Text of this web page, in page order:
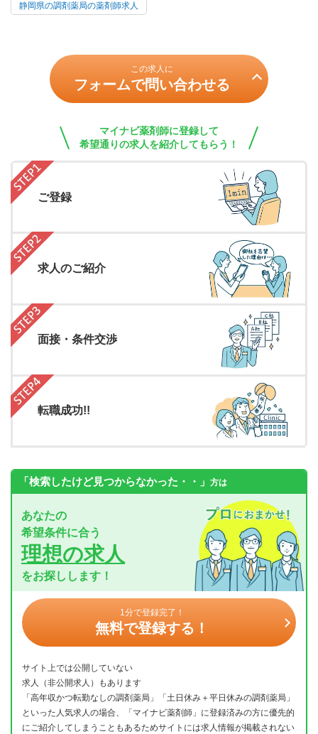
静岡県の調剤薬局の薬剤師求人
この求人に
フォームで問い合わせる
マイナビ薬剤師に登録して
希望通りの求人を紹介してもらう！
ご登録
求人のご紹介
面接・条件交渉
転職成功!!
「検索したけど見つからなかった・・」 方は
あなたの
希望条件に合う
理想の求人
をお探しします！
1分で登録完了！
無料で登録する！
サイト上では公開していない
求人（非公開求人）もあります
「高年収かつ転勤なしの調剤薬局」「土日休み＋平日休みの調剤薬局」
といった人気求人の場合、「マイナビ薬剤師」に登録済みの方に優先的
にご紹介してしまうこともあるためサイトには求人情報が掲載されない